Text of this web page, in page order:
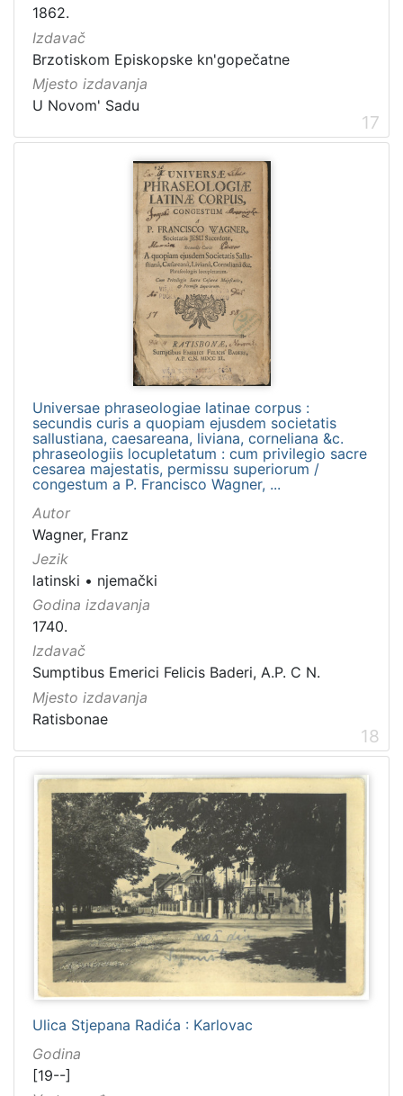
1862.
Izdavač
Brzotiskom Episkopske kn'gopečatne
Mjesto izdavanja
U Novom' Sadu
17
Universae phraseologiae latinae corpus :
secundis curis a quopiam ejusdem societatis
sallustiana, caesareana, liviana, corneliana &c.
phraseologiis locupletatum : cum privilegio sacre
cesarea majestatis, permissu superiorum /
congestum a P. Francisco Wagner, ...
Autor
Wagner, Franz
Jezik
latinski • njemački
Godina izdavanja
1740.
Izdavač
Sumptibus Emerici Felicis Baderi, A.P. C N.
Mjesto izdavanja
Ratisbonae
18
Ulica Stjepana Radića : Karlovac
Godina
[19--]